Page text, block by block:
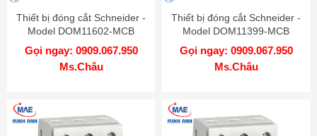
Thiết bị đóng cắt Schneider -
Model DOM11602-MCB
Gọi ngay: 0909.067.950
Ms.Châu
Thiết bị đóng cắt Schneider -
Model DOM11399-MCB
Gọi ngay: 0909.067.950
Ms.Châu